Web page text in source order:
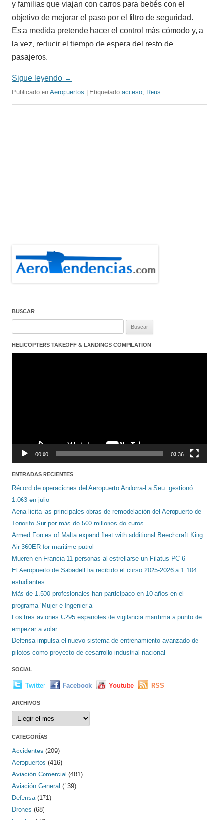
y familias que viajan con carros para bebés con el
objetivo de mejorar el paso por el filtro de seguridad.
Esta medida pretende hacer el control más cómodo y, a
la vez, reducir el tiempo de espera del resto de
pasajeros.
Sigue leyendo →
Publicado en Aeropuertos | Etiquetado acceso Reus
BUSCAR
HELICOPTERS TAKEOFF & LANDINGS COMPILATION
Reproductor
00:00 03:36
ENTRADAS RECIENTES
Récord de operaciones del Aeropuerto Andorra-La Seu: gestionó
1.063 en julio
Aena licita las principales obras de remodelación del Aeropuerto de
Tenerife Sur por más de 500 millones de euros
Armed Forces of Malta expand fleet with additional Beechcraft King
Air 360ER for maritime patrol
Mueren en Francia 11 personas al estrellarse un Pilatus PC-6
El Aeropuerto de Sabadell ha recibido el curso 2025-2026 a 1.104
estudiantes
Más de 1.500 profesionales han participado en 10 años en el
programa ‘Mujer e Ingeniería’
Los tres aviones C295 españoles de vigilancia marítima a punto de
empezar a volar
Defensa impulsa el nuevo sistema de entrenamiento avanzado de
pilotos como proyecto de desarrollo industrial nacional
SOCIAL
Twitter Facebook Youtube RSS
ARCHIVOS
Archivos
CATEGORÍAS
Accidentes (209)
Aeropuertos (416)
Aviación Comercial (481)
Aviación General (139)
Defensa(171)
Drones (68)